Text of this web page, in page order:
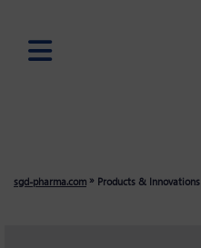
sgd-pharma.com » Products & Innovations